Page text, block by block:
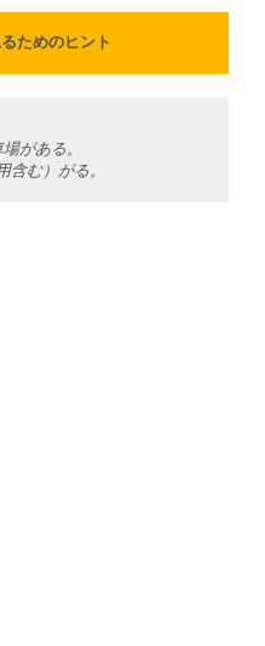
ためのヒント
がある。
む）がる。